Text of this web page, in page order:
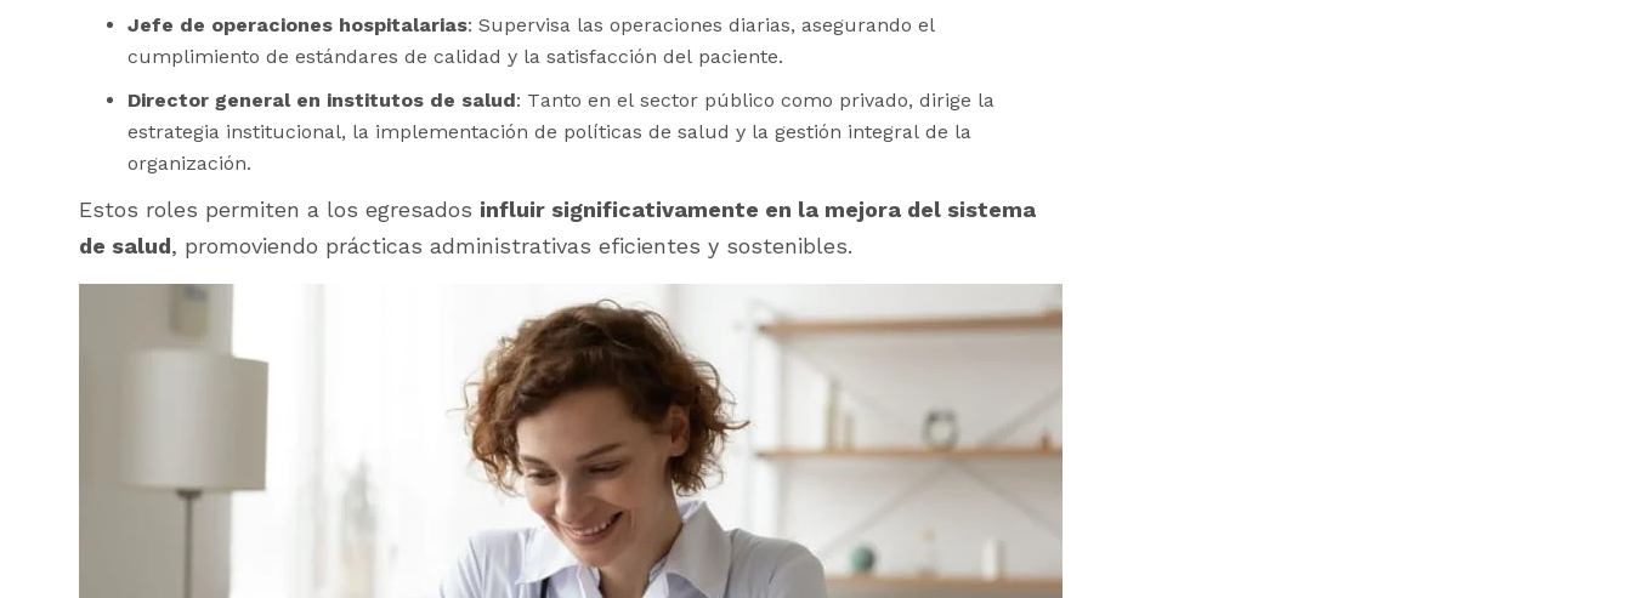
Jefe de operaciones hospitalarias: Supervisa las operaciones diarias, asegurando el
cumplimiento de estándares de calidad y la satisfacción del paciente.
Director general en institutos de salud: Tanto en el sector público como privado, dirige la
estrategia institucional, la implementación de políticas de salud y la gestión integral de la
organización.
Estos roles permiten a los egresados influir significativamente en la mejora del sistema
de salud, promoviendo prácticas administrativas eficientes y sostenibles.